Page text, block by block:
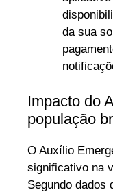
da sua
Impacto do
população
O Auxílio
significativo na
Segundo dados